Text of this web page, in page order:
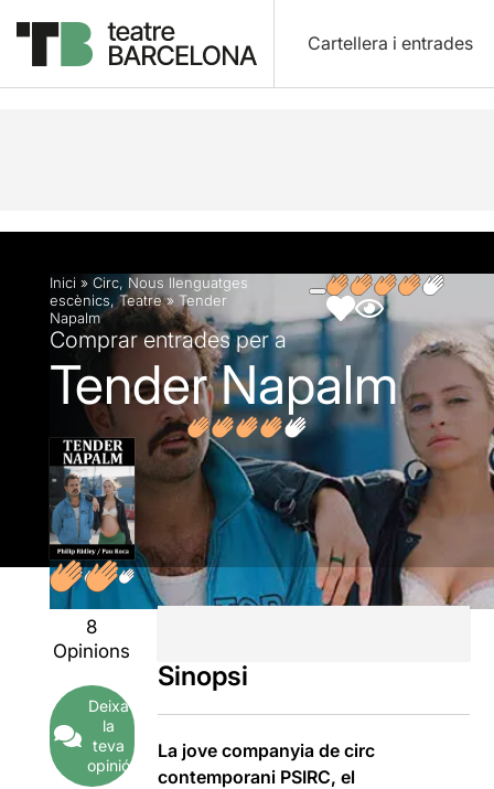
Cartellera i entrades
Descripció Fitxa artística Fotos i vídeos
Inici » Circ, Nous llenguatges
escènics,Teatre» Tender
Napalm
Comprar entrades per a
Tender Napalm
8
Opinions
Deixa
la
teva
opinió
Sinopsi
La jove companyia de circ
contemporani PSIRC, el